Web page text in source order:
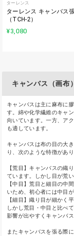
ターレンス
ターレンス キャンバス
（TCH-2）
¥3,080
キャンバス（画布
キャンバスは主に麻布に
す。綿や化学繊維のキャ
向いています。一方、ア
も適しています。
キャンバスは布の目の大
り、次のような特徴があり
【荒目】キャンバスの織
ています。しかし目が荒
【中目】荒目と細目の中
いため、初心者には中目が
【細目】織り目が細かく
しかし荒目・中目と比べ
影響が出やすくキャンバ
またキャンバスを張る際